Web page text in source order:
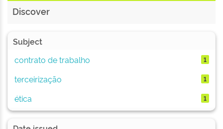
Discover
Subject
contrato de trabalho
1
terceirização 1
ética 1